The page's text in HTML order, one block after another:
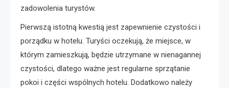
zadowolenia turystów.
Pierwszą istotną kwestią jest zapewnienie czystości i
porządku w hotelu. Turyści oczekują, że miejsce, w
którym zamieszkują, będzie utrzymane w nienagannej
czystości, dlatego ważne jest regularne sprzątanie
pokoi i części wspólnych hotelu. Dodatkowo należy